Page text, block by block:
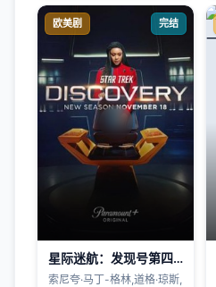
欧美剧 完结
星际迷航：发现号第四季
索尼夸·马丁-格林,道格·琼斯,